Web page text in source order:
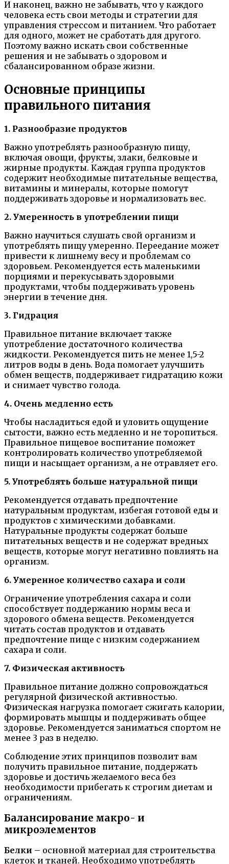
И наконец, важно не забывать, что у каждого
человека есть свои методы и стратегии для
управления стрессом и питанием. Что работает
для одного, может не сработать для другого.
Поэтому важно искать свои собственные
решения и не забывать о здоровом и
сбалансированном образе жизни.
Основные принципы
правильного питания
1. Разнообразие продуктов
Важно употреблять разнообразную пищу,
включая овощи, фрукты, злаки, белковые и
жирные продукты. Каждая группа продуктов
содержит необходимые питательные вещества,
витамины и минералы, которые помогут
поддерживать здоровье и нормализовать вес.
2. Умеренность в употреблении пищи
Важно научиться слушать свой организм и
употреблять пищу умеренно. Переедание может
привести к лишнему весу и проблемам со
здоровьем. Рекомендуется есть маленькими
порциями и перекусывать здоровыми
продуктами, чтобы поддерживать уровень
энергии в течение дня.
3. Гидрация
Правильное питание включает также
употребление достаточного количества
жидкости. Рекомендуется пить не менее 1,5-2
литров воды в день. Вода помогает улучшить
обмен веществ, поддерживает гидратацию кожи
и снимает чувство голода.
4. Очень медленно есть
Чтобы насладиться едой и уловить ощущение
сытости, важно есть медленно и не торопиться.
Правильное пищевое воспитание поможет
контролировать количество употребляемой
пищи и насыщает организм, а не отравляет его.
5. Употреблять больше натуральной пищи
Рекомендуется отдавать предпочтение
натуральным продуктам, избегая готовой еды и
продуктов с химическими добавками.
Натуральные продукты содержат больше
питательных веществ и не содержат вредных
веществ, которые могут негативно повлиять на
организм.
6. Умеренное количество сахара и соли
Ограничение употребления сахара и соли
способствует поддержанию нормы веса и
здорового обмена веществ. Рекомендуется
читать состав продуктов и отдавать
предпочтение пище с низким содержанием
сахара и соли.
7. Физическая активность
Правильное питание должно сопровождаться
регулярной физической активностью.
Физическая нагрузка помогает сжигать калории,
формировать мышцы и поддерживать общее
здоровье. Рекомендуется заниматься спортом не
менее 3 раз в неделю.
Соблюдение этих принципов позволит вам
получить правильное питание, поддержать
здоровье и достичь желаемого веса без
необходимости прибегать к строгим диетам и
ограничениям.
Балансирование макро- и
микроэлементов
Белки – основной материал для строительства
клеток и тканей. Необходимо употреблять